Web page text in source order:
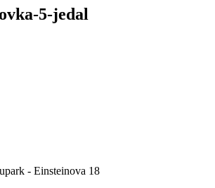
5-jedal
- Einsteinova 18